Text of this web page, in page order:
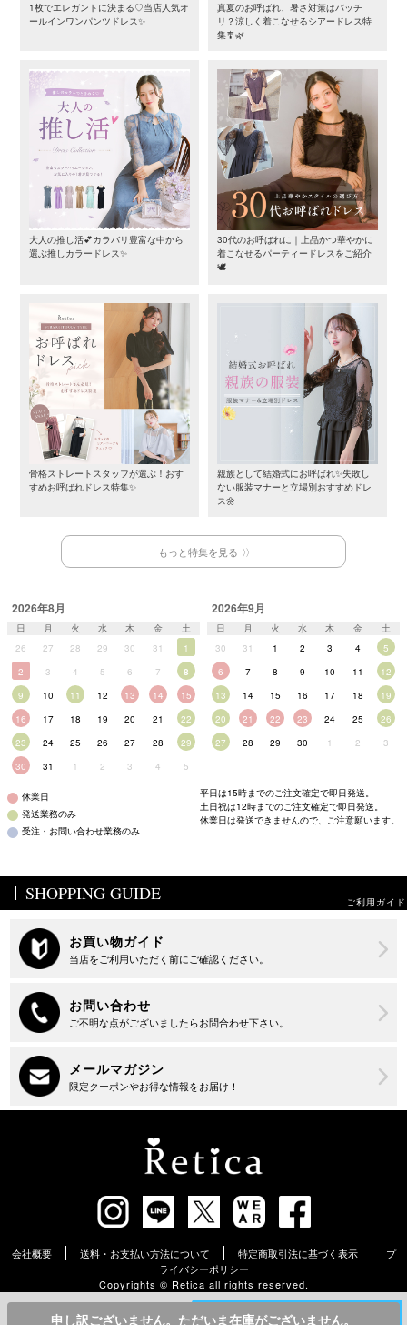
¥ 7,900 カラー・サイズを選んでカートに入れる
申し訳ございません。ただいま在庫がございません。
1枚でエレガントに決まる♡当店人気オ
ールインワンパンツドレス✨
真夏のお呼ばれ、暑さ対策はバッチ
リ？涼しく着こなせるシアードレス特
集🎐🌿
大人の推し活💕カラバリ豊富な中から
選ぶ推しカラードレス✨
30代のお呼ばれに｜上品かつ華やかに
着こなせるパーティードレスをご紹介
🕊️
骨格ストレートスタッフが選ぶ！おす
すめお呼ばれドレス特集✨
親族として結婚式にお呼ばれ✨失敗し
ない服装マナーと立場別おすすめドレ
ス🌼
もっと特集を見る
2026年8月
日 月 火 水 木 金
土
26
27 28 29 30 31
1
2
3 4 5 6 7
8
9
10 11 12 13 14
15
16
17 18 19 20 21
22
23
24 25 26 27 28
29
30
31 1 2 3 4 5
2026年9月
日 月 火 水 木 金
土
30
31 1 2 3 4
5
6
7 8 9 10 11
12
13
14 15 16 17 18
19
20
21 22 23 24 25
26
27
28 29 30 1 2 3
休業日
発送業務のみ
受注・お問い合わせ業務のみ
平日は15時までのご注文確定で即日発送。
土日祝は12時までのご注文確定で即日発送。
休業日は発送できませんので、ご注意願います。
SHOPPING GUIDE ご利用ガイド
会社概要 送料・お支払い方法について 特定商取引法に基づく表示
プ
ライバシーポリシー
Copyrights ©︎ Retica all rights reserved.